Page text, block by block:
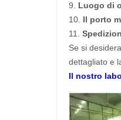
9. Luogo di
10. Il porto
11.
Se si
dettagliato e
Il nostro